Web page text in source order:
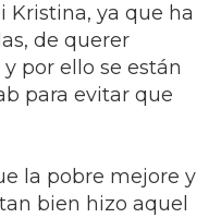
Kristina, ya que ha
de querer
por ello se están
para evitar que
la pobre mejore y
bien hizo aquel